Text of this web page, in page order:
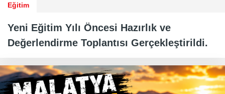
Eğitim
Yeni Eğitim Yılı Öncesi Hazırlık ve
Değerlendirme Toplantısı Gerçekleştirildi.